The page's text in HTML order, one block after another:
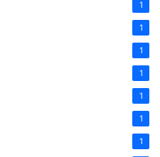
1
1
1
1
1
1
1